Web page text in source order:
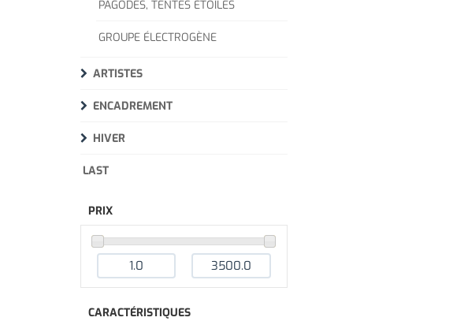
PAGODES, TENTES ÉTOILES
GROUPE ÉLECTROGÈNE
ARTISTES
ENCADREMENT
HIVER
LAST
PRIX
CARACTÉRISTIQUES